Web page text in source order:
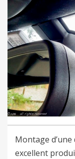
Montage d’une
excellent